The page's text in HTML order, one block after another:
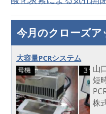
今月のクローズア
大容量PCRシステム
山
短
株